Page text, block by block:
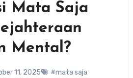
Mata Saja
Mental?
11, 2025 #mata saja